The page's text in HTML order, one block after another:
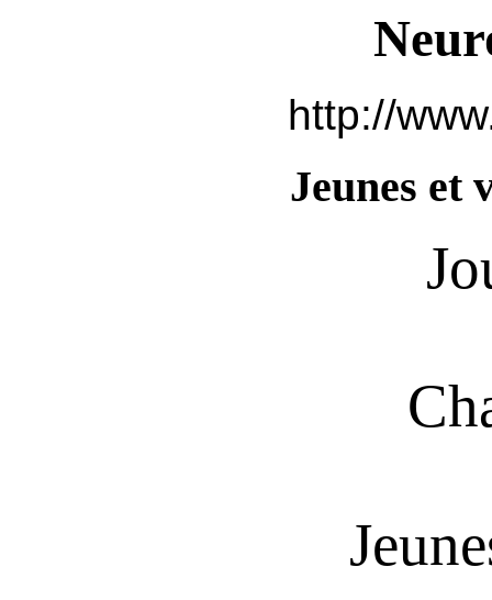
http://
Jeunes et